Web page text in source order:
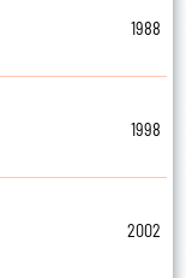
1988
1998
2002